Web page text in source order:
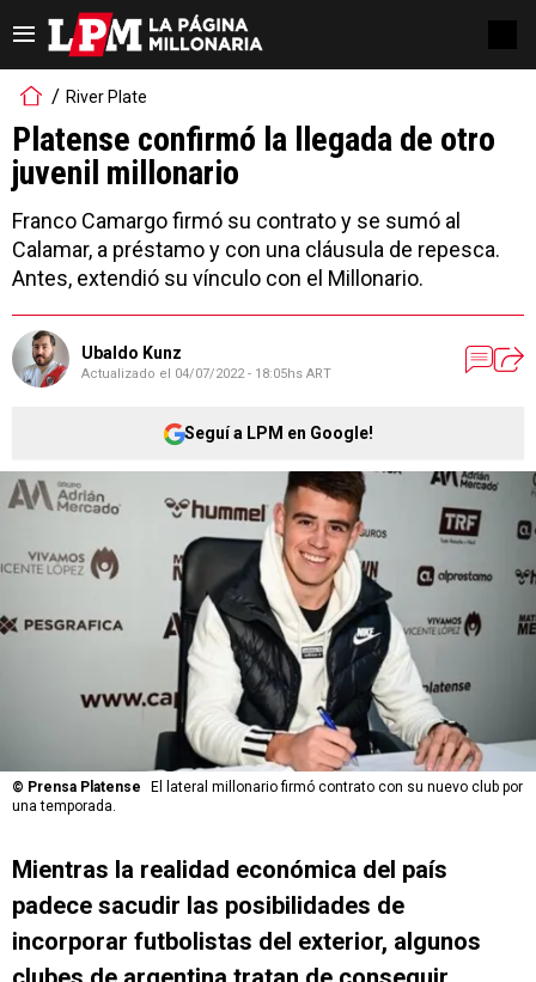
River Plate
Platense confirmó la llegada de otro
juvenil millonario
Franco Camargo firmó su contrato y se sumó al
Calamar, a préstamo y con una cláusula de repesca.
Antes, extendió su vínculo con el Millonario.
Ubaldo Kunz
Actualizado el 04/07/2022 - 18:05hs ART
Seguí a LPM en Google!
© Prensa Platense
El lateral millonario firmó contrato con su nuevo club por
una temporada.
Mientras la realidad económica del país
padece sacudir las posibilidades de
incorporar futbolistas del exterior, algunos